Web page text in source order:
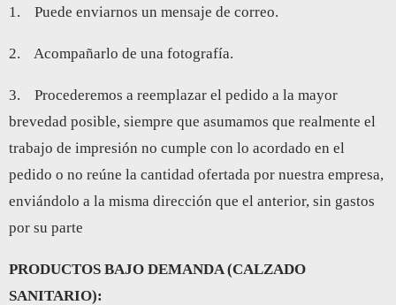
1. Puede enviarnos un mensaje de correo.
2. Acompañarlo de una fotografía.
3. Procederemos a reemplazar el pedido a la mayor
brevedad posible, siempre que asumamos que realmente el
trabajo de impresión no cumple con lo acordado en el
pedido o no reúne la cantidad ofertada por nuestra empresa,
enviándolo a la misma dirección que el anterior, sin gastos
por su parte
PRODUCTOS BAJO DEMANDA (CALZADO
SANITARIO):